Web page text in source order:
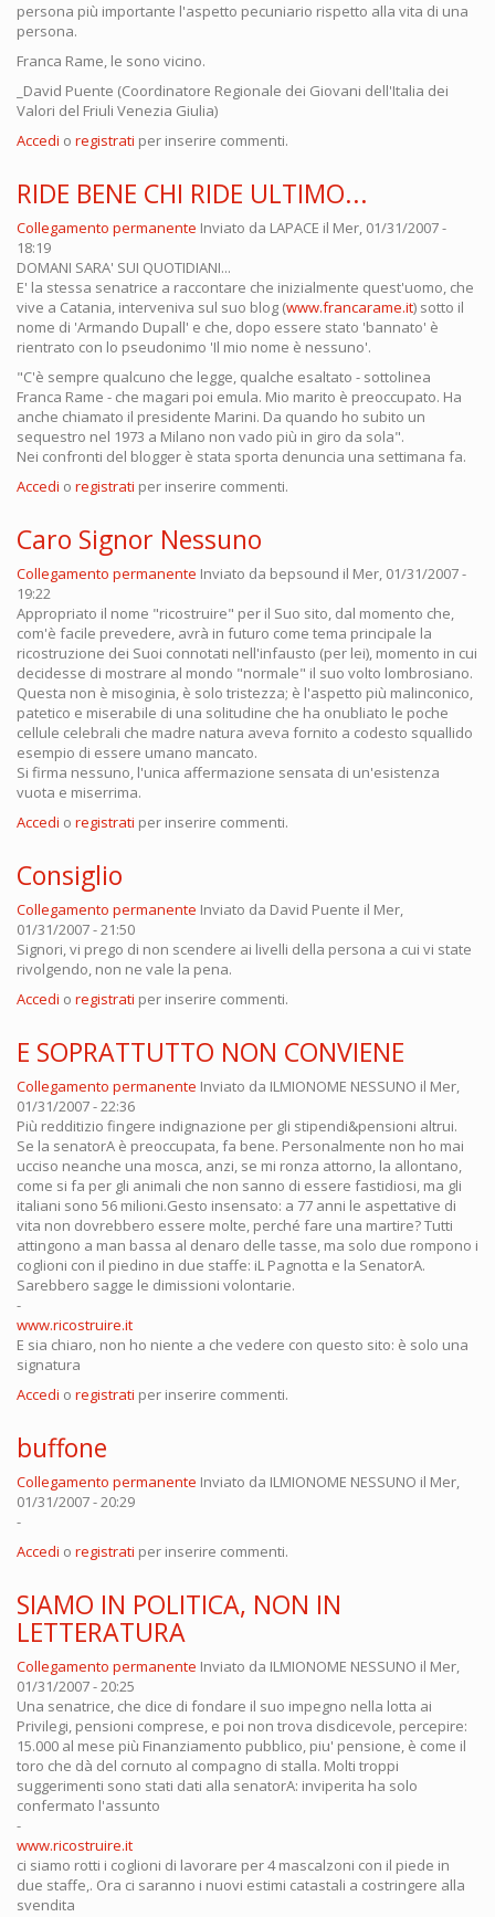
persona più importante l'aspetto pecuniario rispetto alla vita di una
persona.
Franca Rame, le sono vicino.
_David Puente (Coordinatore Regionale dei Giovani dell'Italia dei
Valori del Friuli Venezia Giulia)
Accedi o registrati per inserire commenti.
RIDE BENE CHI RIDE ULTIMO...
Collegamento permanente Inviato da LAPACE il Mer, 01/31/2007 -
18:19
DOMANI SARA' SUI QUOTIDIANI...
E' la stessa senatrice a raccontare che inizialmente quest'uomo, che
vive a Catania, interveniva sul suo blog (www.francarame.it) sotto il
nome di 'Armando Dupall' e che, dopo essere stato 'bannato' è
rientrato con lo pseudonimo 'Il mio nome è nessuno'.
"C'è sempre qualcuno che legge, qualche esaltato - sottolinea
Franca Rame - che magari poi emula. Mio marito è preoccupato. Ha
anche chiamato il presidente Marini. Da quando ho subito un
sequestro nel 1973 a Milano non vado più in giro da sola".
Nei confronti del blogger è stata sporta denuncia una settimana fa.
Accedi o registrati per inserire commenti.
Caro Signor Nessuno
Collegamento permanente Inviato da bepsound il Mer, 01/31/2007 -
19:22
Appropriato il nome "ricostruire" per il Suo sito, dal momento che,
com'è facile prevedere, avrà in futuro come tema principale la
ricostruzione dei Suoi connotati nell'infausto (per lei), momento in cui
decidesse di mostrare al mondo "normale" il suo volto lombrosiano.
Questa non è misoginia, è solo tristezza; è l'aspetto più malinconico,
patetico e miserabile di una solitudine che ha onubliato le poche
cellule celebrali che madre natura aveva fornito a codesto squallido
esempio di essere umano mancato.
Si firma nessuno, l'unica affermazione sensata di un'esistenza
vuota e miserrima.
Accedi o registrati per inserire commenti.
Consiglio
Collegamento permanente Inviato da David Puente il Mer,
01/31/2007 - 21:50
Signori, vi prego di non scendere ai livelli della persona a cui vi state
rivolgendo, non ne vale la pena.
Accedi o registrati per inserire commenti.
E SOPRATTUTTO NON CONVIENE
Collegamento permanente Inviato da ILMIONOME NESSUNO il Mer,
01/31/2007 - 22:36
Più redditizio fingere indignazione per gli stipendi&pensioni altrui.
Se la senatorA è preoccupata, fa bene. Personalmente non ho mai
ucciso neanche una mosca, anzi, se mi ronza attorno, la allontano,
come si fa per gli animali che non sanno di essere fastidiosi, ma gli
italiani sono 56 milioni.Gesto insensato: a 77 anni le aspettative di
vita non dovrebbero essere molte, perché fare una martire? Tutti
attingono a man bassa al denaro delle tasse, ma solo due rompono i
coglioni con il piedino in due staffe: iL Pagnotta e la SenatorA.
Sarebbero sagge le dimissioni volontarie.
-
www.ricostruire.it
E sia chiaro, non ho niente a che vedere con questo sito: è solo una
signatura
Accedi o registrati per inserire commenti.
buffone
Collegamento permanente Inviato da ILMIONOME NESSUNO il Mer,
01/31/2007 - 20:29
-
Accedi o registrati per inserire commenti.
SIAMO IN POLITICA, NON IN
LETTERATURA
Collegamento permanente Inviato da ILMIONOME NESSUNO il Mer,
01/31/2007 - 20:25
Una senatrice, che dice di fondare il suo impegno nella lotta ai
Privilegi, pensioni comprese, e poi non trova disdicevole, percepire:
15.000 al mese più Finanziamento pubblico, piu' pensione, è come il
toro che dà del cornuto al compagno di stalla. Molti troppi
suggerimenti sono stati dati alla senatorA: inviperita ha solo
confermato l'assunto
-
www.ricostruire.it
ci siamo rotti i coglioni di lavorare per 4 mascalzoni con il piede in
due staffe,. Ora ci saranno i nuovi estimi catastali a costringere alla
svendita